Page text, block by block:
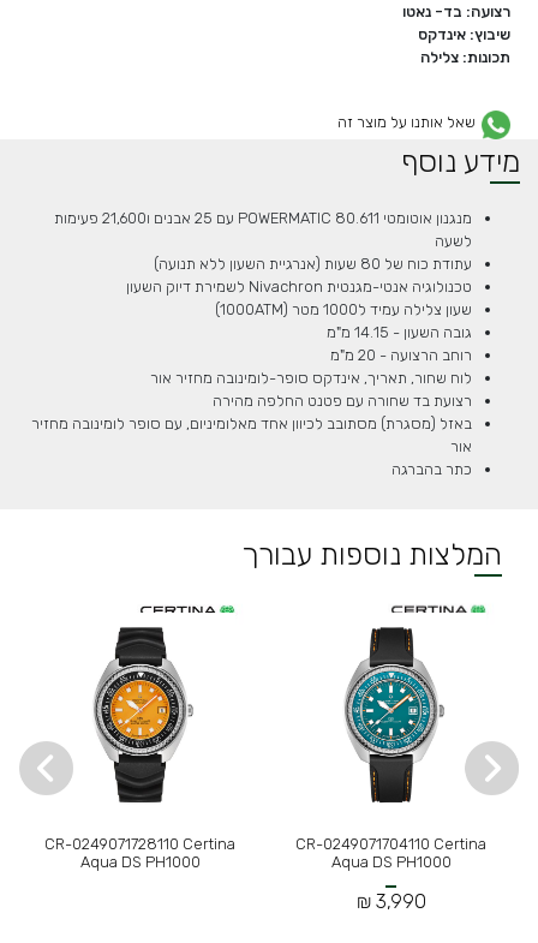
רצועה: בד- נאטו
שיבוץ: אינדקס
תכונות: צלילה
שאל אותנו על מוצר זה
מידע נוסף
מנגנון אוטומטי POWERMATIC 80.611 עם 25 אבנים ו21,600 פעימות
לשעה
עתודת כוח של 80 שעות (אנרגיית השעון ללא תנועה)
טכנולוגיה אנטי-מגנטית Nivachron לשמירת דיוק השעון
שעון צלילה עמיד ל1000 מטר (1000ATM)
גובה השעון - 14.15 מ"מ
רוחב הרצועה - 20 מ"מ
לוח שחור, תאריך, אינדקס סופר-לומינובה מחזיר אור
רצועת בד שחורה עם פטנט החלפה מהירה
באזל (מסגרת) מסתובב לכיוון אחד מאלומיניום, עם סופר לומינובה מחזיר
אור
כתר בהברגה
המלצות נוספות עבורך
CR-0249071704110 Certina
Aqua DS PH1000
3,990 ₪
CR-0249071728110 Certina
Aqua DS PH1000